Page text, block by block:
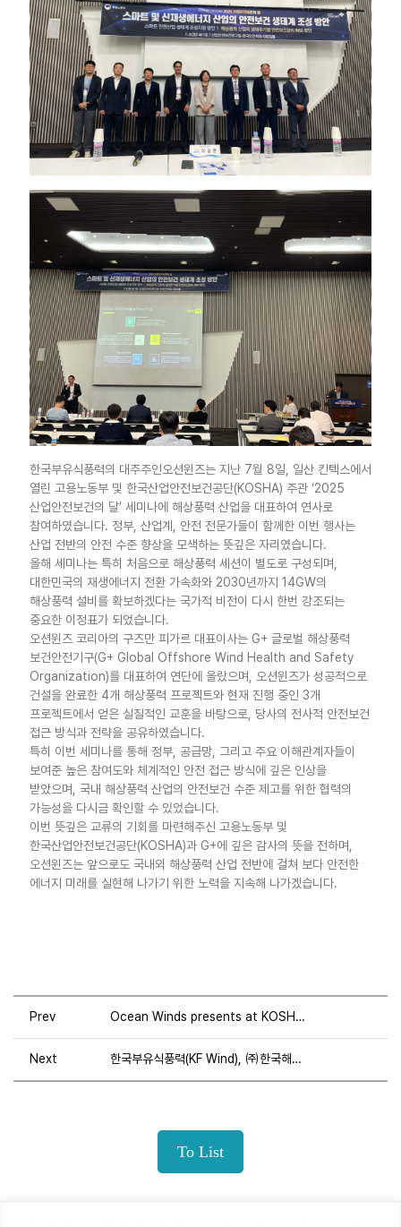
한국부유식풍력의 대주주인오션윈즈는 지난 7월 8일, 일산 킨텍스에서
열린 고용노동부 및 한국산업안전보건공단(KOSHA) 주관 ‘2025
산업안전보건의 달’ 세미나에 해상풍력 산업을 대표하여 연사로
참여하였습니다. 정부, 산업계, 안전 전문가들이 함께한 이번 행사는
산업 전반의 안전 수준 향상을 모색하는 뜻깊은 자리였습니다.
올해 세미나는 특히 처음으로 해상풍력 세션이 별도로 구성되며,
대한민국의 재생에너지 전환 가속화와 2030년까지 14GW의
해상풍력 설비를 확보하겠다는 국가적 비전이 다시 한번 강조되는
중요한 이정표가 되었습니다.
오션윈즈 코리아의 구즈만 피가르 대표이사는 G+ 글로벌 해상풍력
보건안전기구(G+ Global Offshore Wind Health and Safety
Organization)를 대표하여 연단에 올랐으며, 오션윈즈가 성공적으로
건설을 완료한 4개 해상풍력 프로젝트와 현재 진행 중인 3개
프로젝트에서 얻은 실질적인 교훈을 바탕으로, 당사의 전사적 안전보건
접근 방식과 전략을 공유하였습니다.
특히 이번 세미나를 통해 정부, 공급망, 그리고 주요 이해관계자들이
보여준 높은 참여도와 체계적인 안전 접근 방식에 깊은 인상을
받았으며, 국내 해상풍력 산업의 안전보건 수준 제고를 위한 협력의
가능성을 다시금 확인할 수 있었습니다.
이번 뜻깊은 교류의 기회를 마련해주신 고용노동부 및
한국산업안전보건공단(KOSHA)과 G+에 깊은 감사의 뜻을 전하며,
오션윈즈는 앞으로도 국내외 해상풍력 산업 전반에 걸쳐 보다 안전한
에너지 미래를 실현해 나가기 위한 노력을 지속해 나가겠습니다.
Prev Ocean Winds presents at KOSHA’s Annual Safety Conference, reinforcing commitment to offshore wind safety excellence in Korea
Next 한국부유식풍력(KF Wind), ㈜한국해양수산연구원 및 PSJ 컨소시엄과 어업피해조사 용역 계약 체결
To List